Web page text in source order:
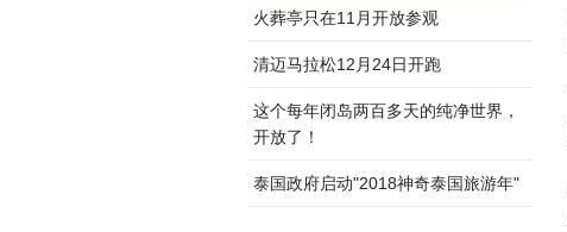
火葬亭只在11月开放参观
清迈马拉松12月24日开跑
这个每年闭岛两百多天的纯净世界，
开放了！
泰国政府启动"2018神奇泰国旅游年"